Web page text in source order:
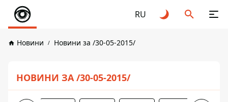
RU
Новини Новини за /30-05-2015/
НОВИНИ ЗА /30-05-2015/